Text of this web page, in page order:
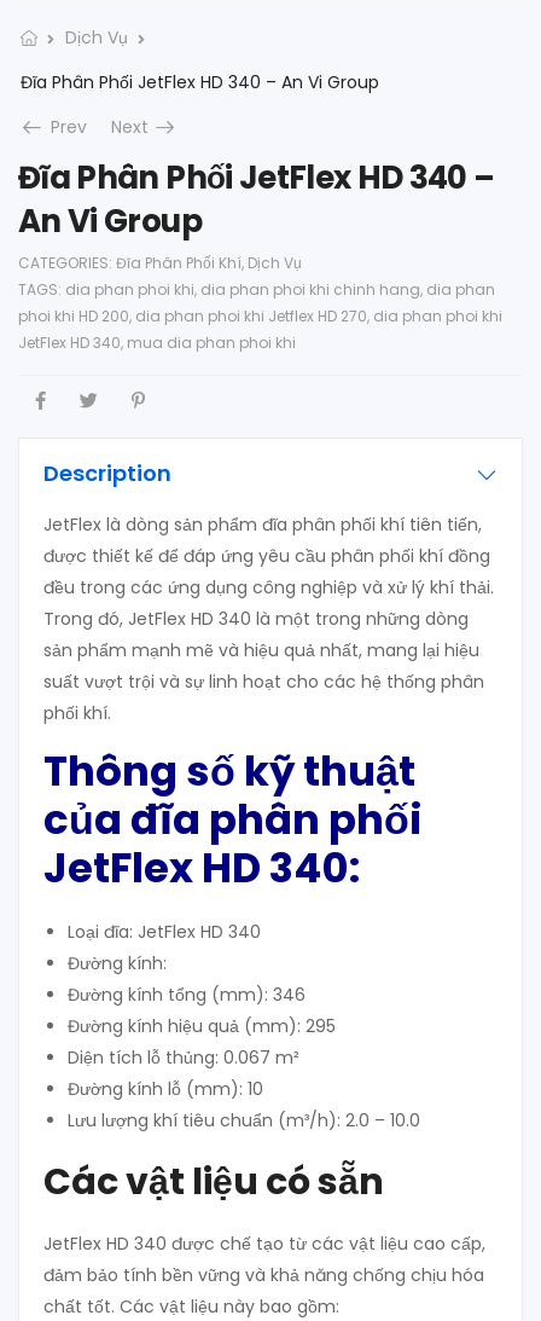
Dịch Vụ
Đĩa Phân Phối JetFlex HD 340 – An Vi Group
Prev
Next
Đĩa Phân Phối JetFlex HD 340 –
An Vi Group
CATEGORIES: Đĩa Phân Phối Khí, Dịch Vụ
TAGS: dia phan phoi khi, dia phan phoi khi chinh hang, dia phan
phoi khi HD 200, dia phan phoi khi Jetflex HD 270, dia phan phoi khi
JetFlex HD 340, mua dia phan phoi khi
Description
JetFlex là dòng sản phẩm đĩa phân phối khí tiên tiến,
được thiết kế để đáp ứng yêu cầu phân phối khí đồng
đều trong các ứng dụng công nghiệp và xử lý khí thải.
Trong đó, JetFlex HD 340 là một trong những dòng
sản phẩm mạnh mẽ và hiệu quả nhất, mang lại hiệu
suất vượt trội và sự linh hoạt cho các hệ thống phân
phối khí.
Thông số kỹ thuật
của đĩa phân phối
JetFlex HD 340:
Loại đĩa: JetFlex HD 340
Đường kính:
Đường kính tổng (mm): 346
Đường kính hiệu quả (mm): 295
Diện tích lỗ thủng: 0.067 m²
Đường kính lỗ (mm): 10
Lưu lượng khí tiêu chuẩn (m³/h): 2.0 – 10.0
Các vật liệu có sẵn
JetFlex HD 340 được chế tạo từ các vật liệu cao cấp,
đảm bảo tính bền vững và khả năng chống chịu hóa
chất tốt. Các vật liệu này bao gồm: